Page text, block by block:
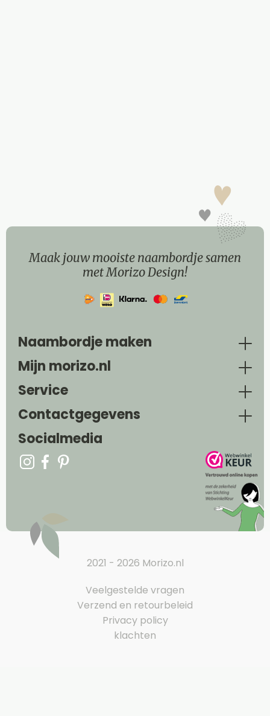
Maak jouw mooiste naambordje samen
met Morizo Design!
Naambordje maken
Mijn morizo.nl
Service
Contactgegevens
Socialmedia
2021 - 2026 Morizo.nl
Veelgestelde vragen
Verzend en retourbeleid
Privacy policy
klachten